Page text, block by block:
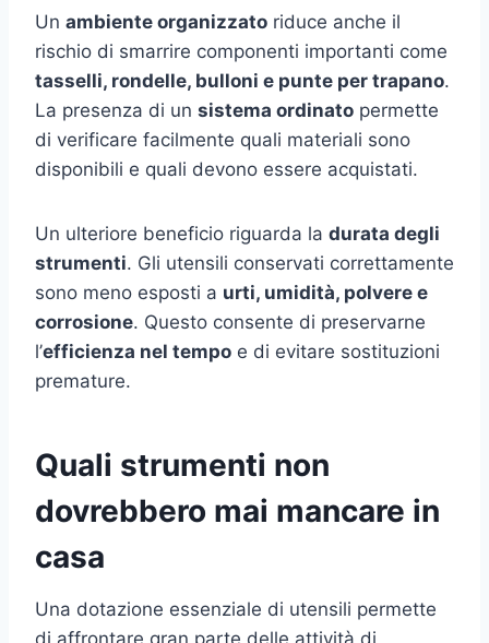
Un ambiente organizzato riduce anche il
rischio di smarrire componenti importanti come
tasselli, rondelle, bulloni e punte per trapano.
La presenza di un sistema ordinato permette
di verificare facilmente quali materiali sono
disponibili e quali devono essere acquistati.
Un ulteriore beneficio riguarda la durata degli
strumenti. Gli utensili conservati correttamente
sono meno esposti a urti, umidità, polvere e
corrosione. Questo consente di preservarne
l’efficienza nel tempo e di evitare sostituzioni
premature.
Quali strumenti non
dovrebbero mai mancare in
casa
Una dotazione essenziale di utensili permette